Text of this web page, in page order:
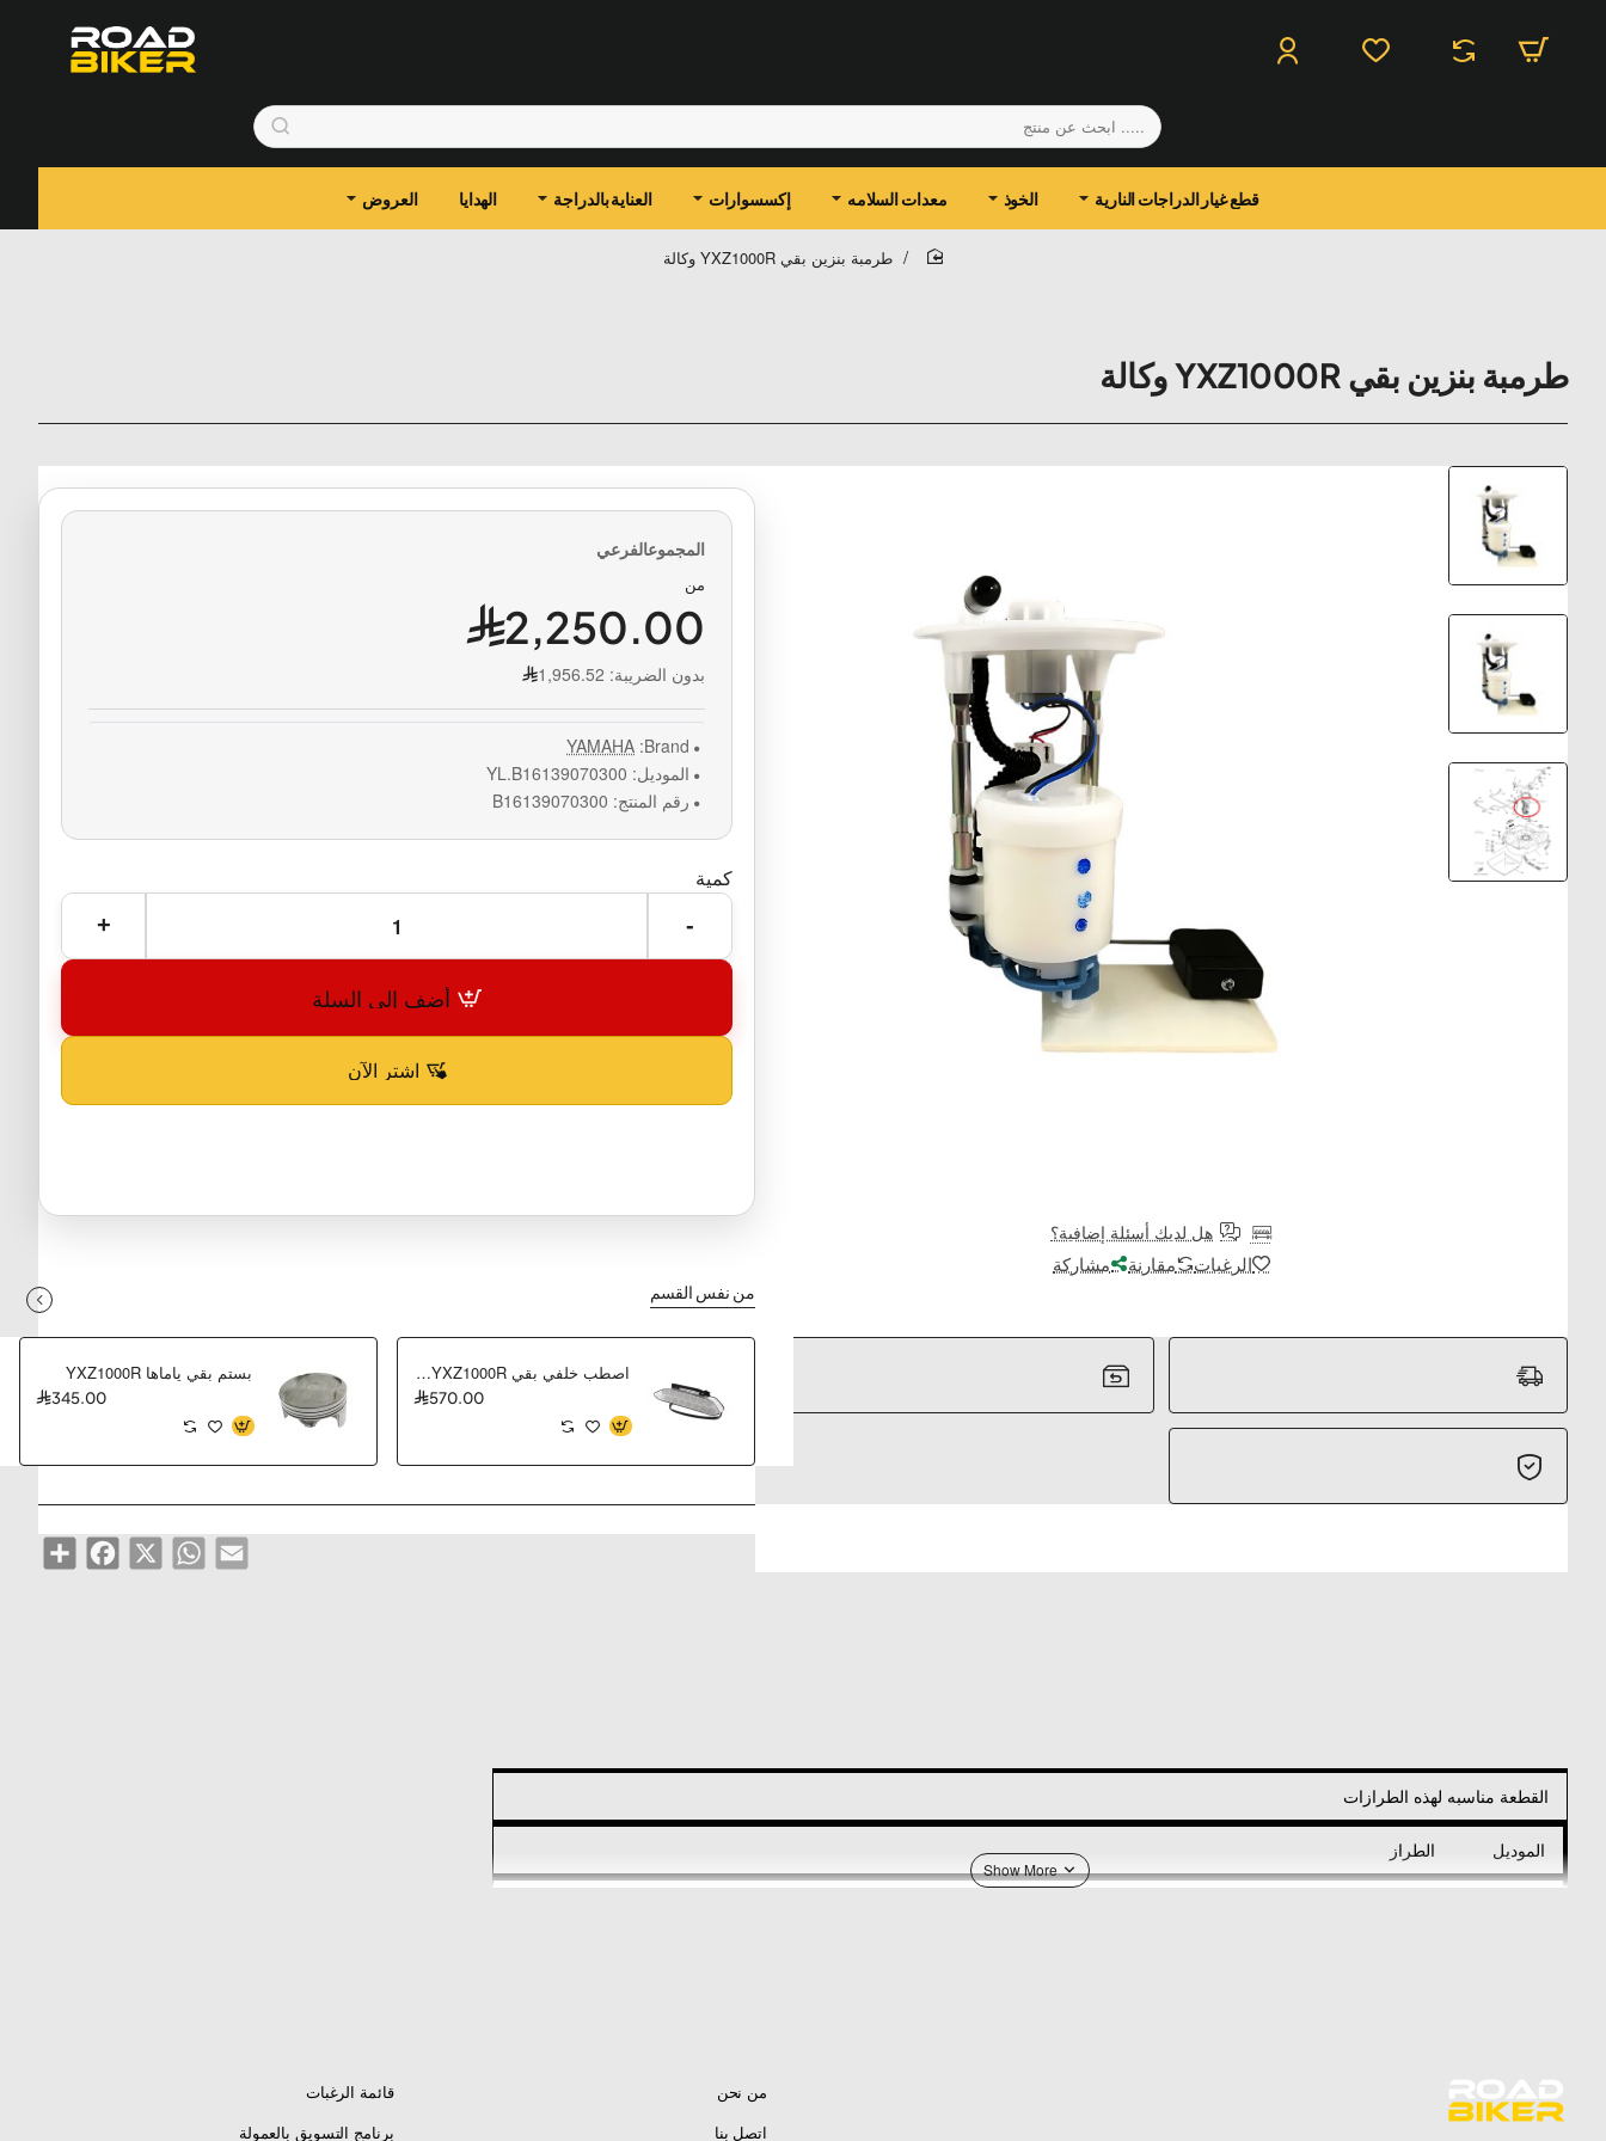
.....
ابحث
عن
منتج
قطع غيار الدراجات النارية الخوذ معدات السلامه إكسسوارات العناية بالدراجة الهدايا العروض
طرمبة بنزين بقي YXZ1000R وكالة
طرمبة بنزين بقي YXZ1000R وكالة
هل لديك أسئلة إضافية؟
الرغبات مقارنة مشاركة
من
2,250.00
بدون الضريبة: 1,956.52
Brand:
YAMAHA
الموديل: YL.B16139070300
رقم المنتج: B16139070300
أضف إلى السلة
اشترِ الآن
من نفس القسم
اصطب خلفي بقي YXZ1000R وكالة
570.00
بستم بقي ياماها YXZ1000R
345.00
Share
Facebook X
WhatsApp Email
القطعة مناسبه لهذه الطرازات
الموديل الطراز
2021
YXZ1000R EPS (various models - EPS, SS, SE, etc.)/YXZ1000R SS SE CAL (California model - introduced in
من نحن
اتصل بنا
قائمة الرغبات
برنامج التسويق بالعمولة